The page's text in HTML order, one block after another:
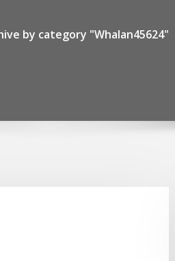
by category "Whalan45624"